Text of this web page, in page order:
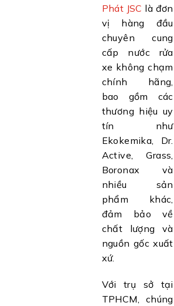
Phát JSC là đơn
vị hàng đầu
chuyên cung
cấp nước rửa
xe không chạm
chính hãng,
bao gồm các
thương hiệu uy
tín như
Ekokemika, Dr.
Active, Grass,
Boronax và
nhiều sản
phẩm khác,
đảm bảo về
chất lượng và
nguồn gốc xuất
xứ.
Với trụ sở tại
TPHCM, chúng